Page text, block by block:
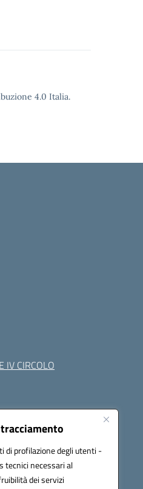
di profilazione degli utenti -
tecnici necessari al
dei servizi
4.0 Italia.
IV CIRCOLO